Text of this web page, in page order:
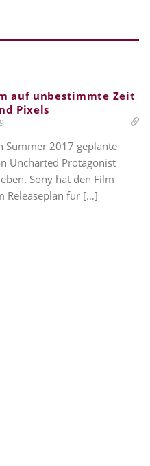
auf unbestimmte Zeit
Pixels
2017 geplante
Uncharted Protagonist
Sony hat den Film
Releaseplan für […]